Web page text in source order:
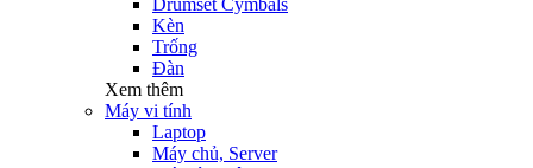
Kèn
Trống
Đàn
Xem thêm
Máy vi tính
Laptop
Máy chủ, Server